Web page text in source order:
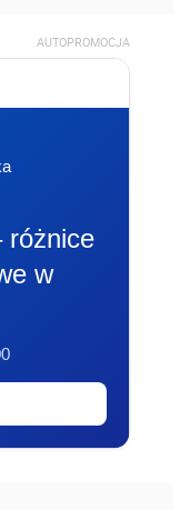
AUTOPROMOCJA
różnice
w